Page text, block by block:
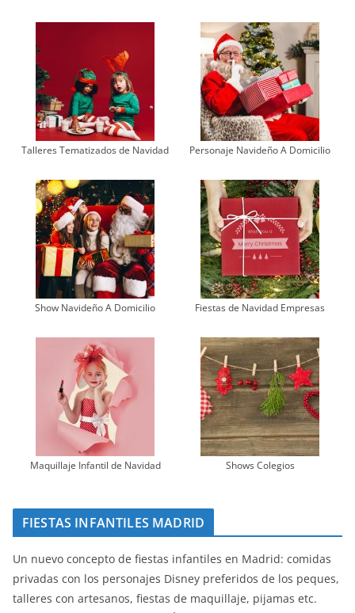
Talleres Tematizados de Navidad Personaje Navideño A Domicilio
Show Navideño A Domicilio Fiestas de Navidad Empresas
Maquillaje Infantil de Navidad Shows Colegios
FIESTAS INFANTILES MADRID
Un nuevo concepto de fiestas infantiles en Madrid: comidas
privadas con los personajes Disney preferidos de los peques,
talleres con artesanos, fiestas de maquillaje, pijamas etc.